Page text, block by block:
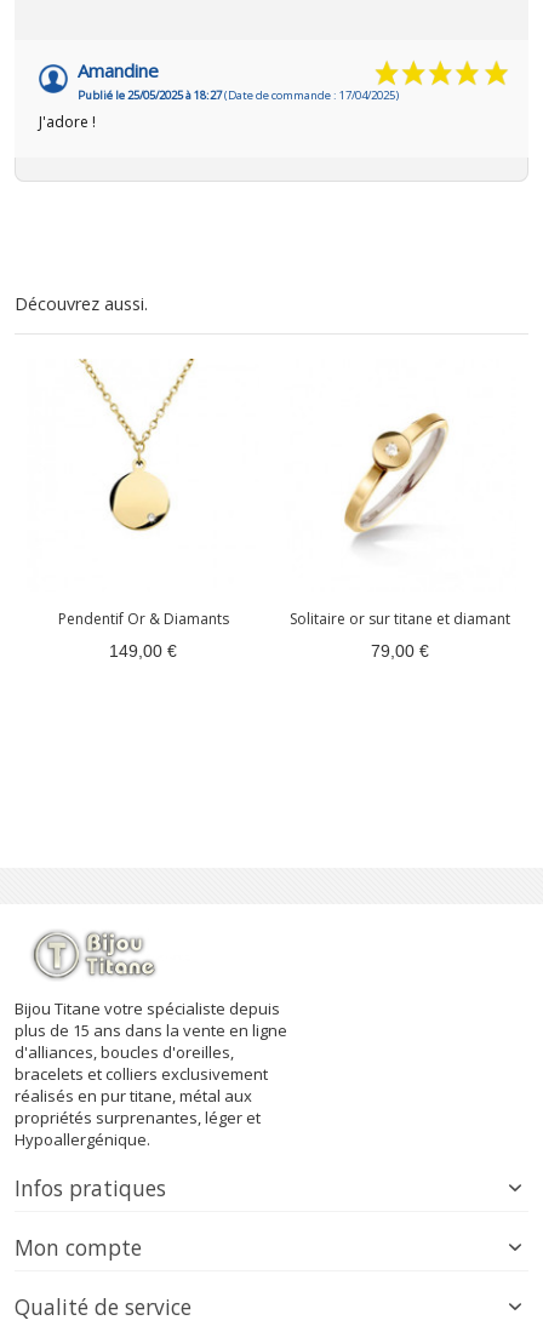
Amandine
Publié le 25/05/2025 à 18:27(Date de commande : 17/04/2025)
J'adore !
Découvrez aussi.
Pendentif Or & Diamants
149,00 €
Solitaire or sur titane et diamant
79,00 €
Bijou Titane votre spécialiste depuis
plus de 15 ans dans la vente en ligne
d'alliances, boucles d'oreilles,
bracelets et colliers exclusivement
réalisés en pur titane, métal aux
propriétés surprenantes, léger et
Hypoallergénique.
Infos pratiques
Mon compte
Qualité de service